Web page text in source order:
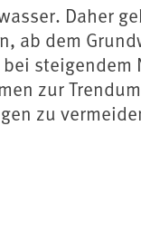
Daher
dem
zur
zu